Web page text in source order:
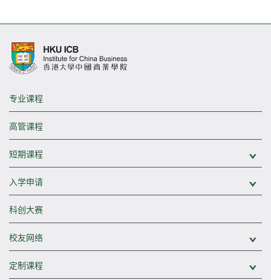
专业课程
高管课程
短期课程
入学申请
科创大赛
校友网络
定制课程